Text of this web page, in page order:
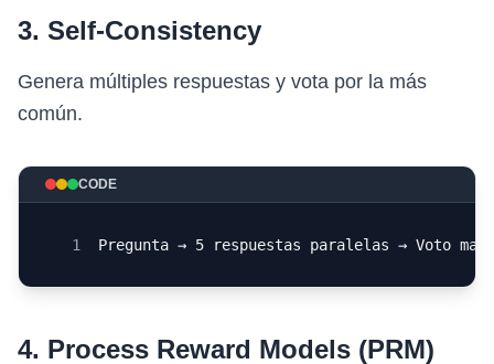
3. Self-Consistency
Genera múltiples respuestas y vota por la más
común.
CODE
1 Pregunta → 5 respuestas paralelas → Voto
4. Process Reward Models (PRM)